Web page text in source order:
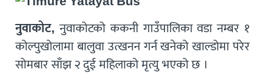
नुवाकोट, नुवाकोटको ककनी गाउँपालिका वडा नम्बर १
कोल्पुखोलामा बालुवा उत्खनन गर्न खनेको खाल्डोमा परेर
सोमबार साँझ २ दुई महिलाको मृत्यु भएको छ ।